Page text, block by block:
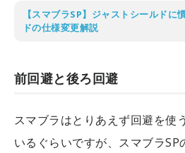
【スマブラSP】ジャストシールドに
ドの仕様変更解説
前回避と後ろ回避
スマブラはとりあえず回避を使
いるぐらいですが、スマブラ